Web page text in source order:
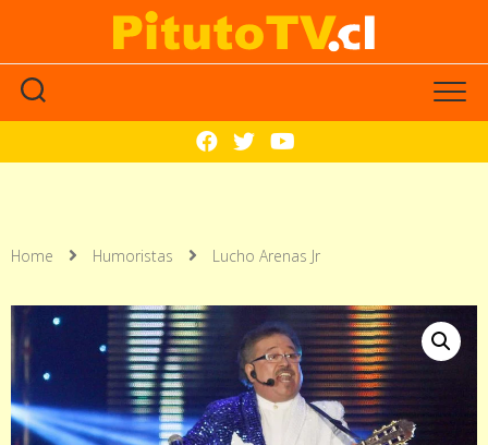
Home Humoristas Lucho Arenas Jr